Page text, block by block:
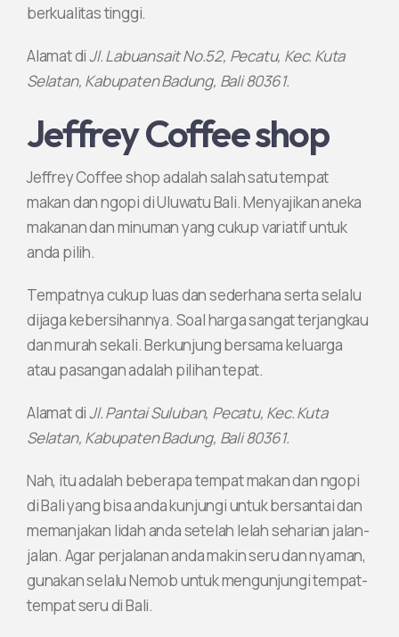
berkualitas tinggi.
Alamat diJl. Labuansait No.52, Pecatu, Kec. Kuta
Selatan, Kabupaten Badung, Bali 80361.
Jeffrey Coffee shop
Jeffrey Coffee shop adalah salah satu tempat
makan dan ngopi di Uluwatu Bali. Menyajikan aneka
makanan dan minuman yang cukup variatif untuk
anda pilih.
Tempatnya cukup luas dan sederhana serta selalu
dijaga kebersihannya. Soal harga sangat terjangkau
dan murah sekali. Berkunjung bersama keluarga
atau pasangan adalah pilihan tepat.
Alamat diJl. Pantai Suluban, Pecatu, Kec. Kuta
Selatan, Kabupaten Badung, Bali 80361.
Nah, itu adalah beberapa tempat makan dan ngopi
di Bali yang bisa anda kunjungi untuk bersantai dan
memanjakan lidah anda setelah lelah seharian jalan-
jalan. Agar perjalanan anda makin seru dan nyaman,
gunakan selalu Nemob untuk mengunjungi tempat-
tempat seru di Bali.